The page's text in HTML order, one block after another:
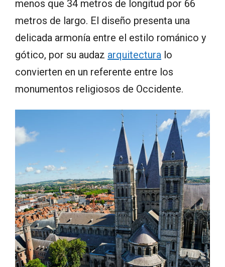
menos que 34 metros de longitud por 66
metros de largo. El diseño presenta una
delicada armonía entre el estilo románico y
gótico, por su audaz arquitectura lo
convierten en un referente entre los
monumentos religiosos de Occidente.